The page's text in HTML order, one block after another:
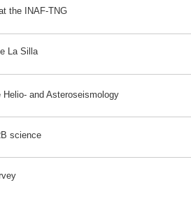
the INAF-TNG
La Silla
and Asteroseismology
science